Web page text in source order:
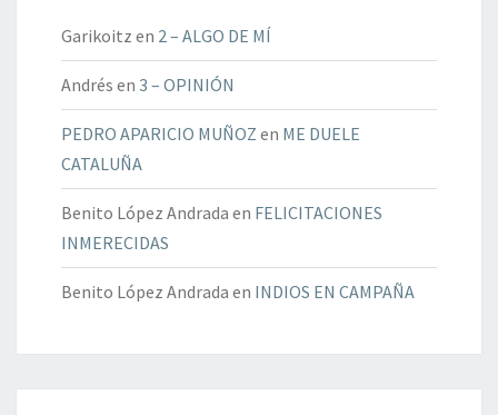
Garikoitz en 2 – ALGO DE MÍ
Andrés en 3 – OPINIÓN
PEDRO APARICIO MUÑOZ en ME DUELE
CATALUÑA
Benito López Andrada en FELICITACIONES
INMERECIDAS
Benito López Andrada en INDIOS EN CAMPAÑA